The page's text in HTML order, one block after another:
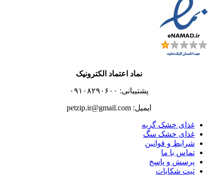
نماد اعتماد الکترونیک
پشتیبانی: ۰۹۱۰۸۲۹۰۶۰۰
ایمیل: petzip.ir@gmail.com
غذای خشک گربه
غذای خشک سگ
شرایط و قوانین
تماس با ما
پرسش و پاسخ
ثبت شکایات